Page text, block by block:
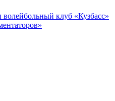
клуб «Кузбасс»